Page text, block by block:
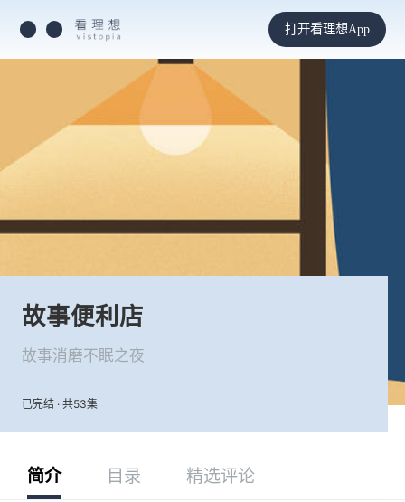
打开看理想App
故事便利店
故事消磨不眠之夜
已完结 · 共53集
简介 目录 精选评论